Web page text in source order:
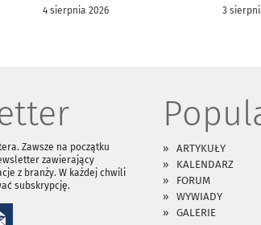
4 sierpnia 2026 3
Zawsze na początku
zawierający
z branży. W każdej chwili
subskrypcję.
ARTYKUŁY
KALENDARZ
FORUM
WYWIADY
GALERIE